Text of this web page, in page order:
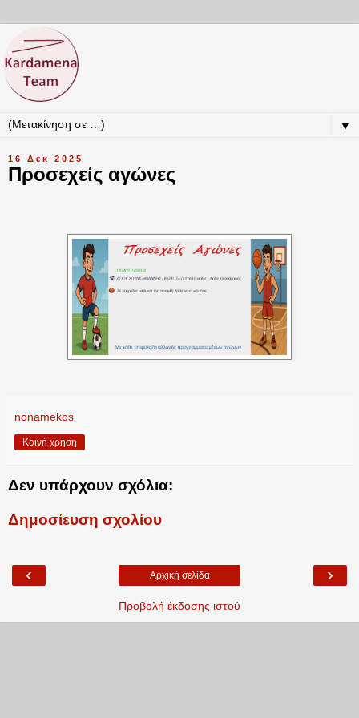
▼
16 Δεκ 2025
Προσεχείς αγώνες
nonamekos
Κοινή χρήση
Δεν υπάρχουν σχόλια:
Δημοσίευση σχολίου
‹ ›
Αρχική σελίδα
Προβολή έκδοσης ιστού